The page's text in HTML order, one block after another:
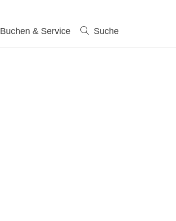
Buchen & Service Suche